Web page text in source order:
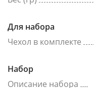
Для набора
Чехол в комплекте
Набор
Описание набора